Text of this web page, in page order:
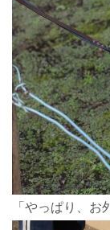
「やっぱり、お